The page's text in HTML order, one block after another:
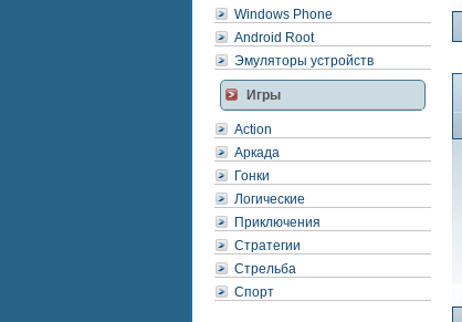
Windows Phone
Android Root
Эмуляторы устройств
Игры
Action
Аркада
Гонки
Логические
Приключения
Стратегии
Стрельба
Спорт